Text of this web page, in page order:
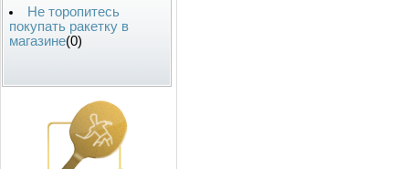
Не торопитесь
покупать ракетку в
магазине(0)